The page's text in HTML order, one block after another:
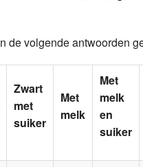
de volgende antwoorden
Zwart
met
suiker
Met
melk
Met
melk
en
suiker